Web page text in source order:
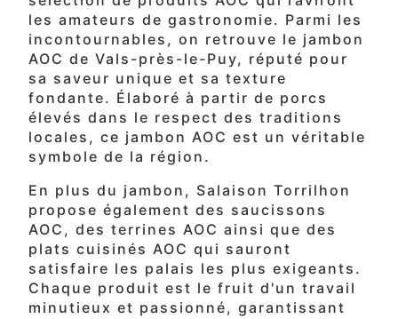
les amateurs de gastronomie. Parmi les
incontournables, on retrouve le jambon
AOC de Vals-près-le-Puy, réputé pour
sa saveur unique et sa texture
fondante. Élaboré à partir de porcs
élevés dans le respect des traditions
locales, ce jambon AOC est un véritable
symbole de la région.
En plus du jambon, Salaison Torrilhon
propose également des saucissons
AOC, des terrines AOC ainsi que des
plats cuisinés AOC qui sauront
satisfaire les palais les plus exigeants.
Chaque produit est le fruit d'un travail
minutieux et passionné, garantissant